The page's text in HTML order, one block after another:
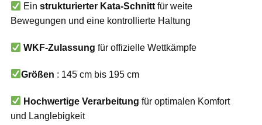
Ein strukturierter Kata-Schnittfür weite
Bewegungen und eine kontrollierte Haltung
WKF-Zulassung für offizielle Wettkämpfe
Größen : 145 cm bis 195 cm
Hochwertige Verarbeitung für optimalen Komfort
und Langlebigkeit